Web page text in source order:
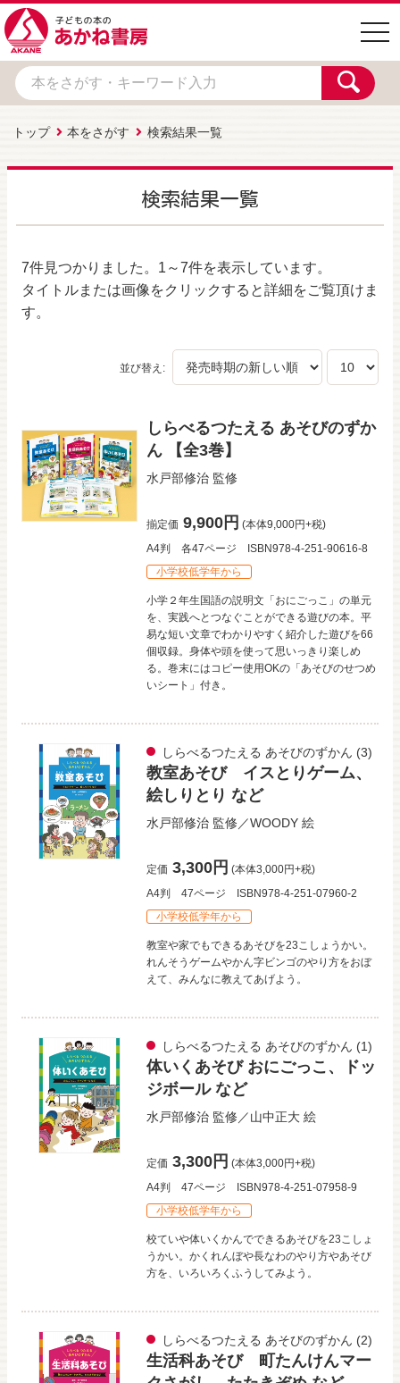
トップ 本をさがす 検索結果一覧
検索結果一覧
7件見つかりました。 1～7件を表示しています。
タイトルまたは画像をクリックすると詳細をご覧頂けま
す。
並び替え:
しらべるつたえる あそびのずか
ん 【全3巻】
水戸部修治 監修
揃定価 9,900円 (本体9,000円+税)
A4判
各47ページ
ISBN978-4-251-90616-8
小学校低学年から
小学２年生国語の説明文「おにごっこ」の単元
を、実践へとつなぐことができる遊びの本。平
易な短い文章でわかりやすく紹介した遊びを66
個収録。身体や頭を使って思いっきり楽しめ
る。巻末にはコピー使用OKの「あそびのせつめ
いシート」付き。
しらべるつたえる あそびのずかん (3)
教室あそび イスとりゲーム、
絵しりとり など
水戸部修治 監修／WOODY 絵
定価 3,300円 (本体3,000円+税)
A4判
47ページ
ISBN978-4-251-07960-2
小学校低学年から
教室や家でもできるあそびを23こしょうかい。
れんそうゲームやかん字ビンゴのやり方をおぼ
えて、みんなに教えてあげよう。
しらべるつたえる あそびのずかん (1)
体いくあそび おにごっこ、ドッ
ジボール など
水戸部修治 監修／山中正大 絵
定価 3,300円 (本体3,000円+税)
A4判
47ページ
ISBN978-4-251-07958-9
小学校低学年から
校ていや体いくかんでできるあそびを23こしょ
うかい。かくれんぼや長なわのやり方やあそび
方を、いろいろくふうしてみよう。
しらべるつたえる あそびのずかん (2)
生活科あそび 町たんけんマー